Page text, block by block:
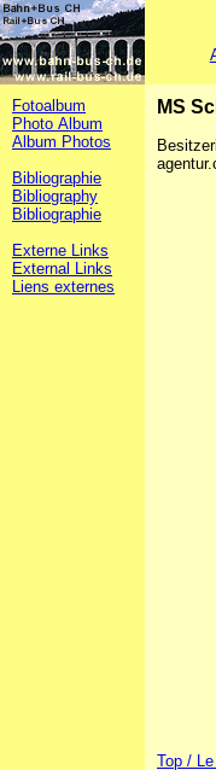
Fotoalbum
Photo Album
Album Photos
Bibliographie
Bibliography
Bibliographie
Externe Links
External Links
Liens externes
MS
Top /